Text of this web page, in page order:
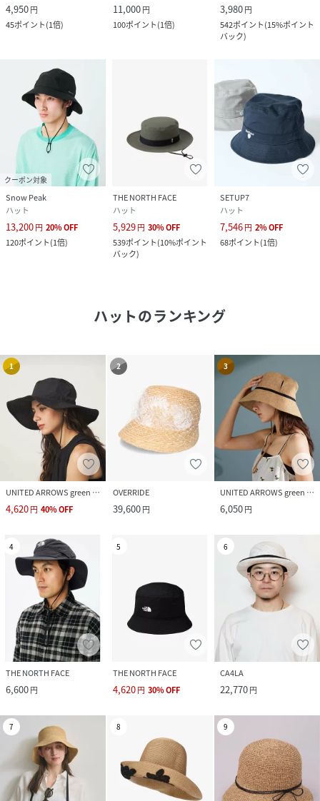
4,950円
45ポイント(1倍)
11,000円
100ポイント(1倍)
3,980円
542ポイント(15%ポイント
バック)
クーポン対象
Snow Peak
ハット
13,200円 20%OFF
120ポイント(1倍)
THE NORTH FACE
ハット
5,929円 30%OFF
539ポイント(10%ポイント
バック)
SETUP7
ハット
7,546円 2%OFF
68ポイント(1倍)
ハットのランキング
1
UNITED ARROWS green label relaxing
4,620円 40%OFF
2
OVERRIDE
39,600円
3
UNITED ARROWS green label relaxing
6,050円
4
THE NORTH FACE
6,600円
5
THE NORTH FACE
4,620円 30%OFF
6
CA4LA
22,770円
7 8 9